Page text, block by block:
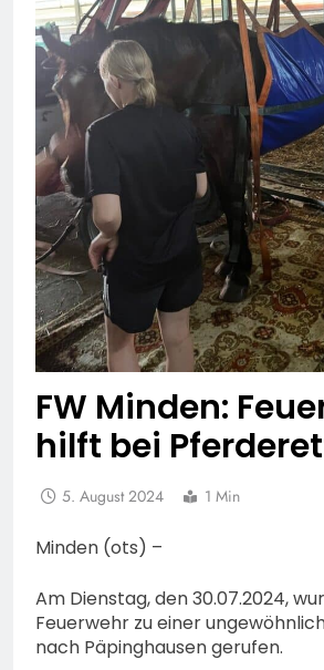
FW Minden:
hilft bei
5. August 2024 1 Min
Minden (ots) –
Am Dienstag, den 30.07.2024,
Feuerwehr zu einer
nach Päpinghausen gerufen.